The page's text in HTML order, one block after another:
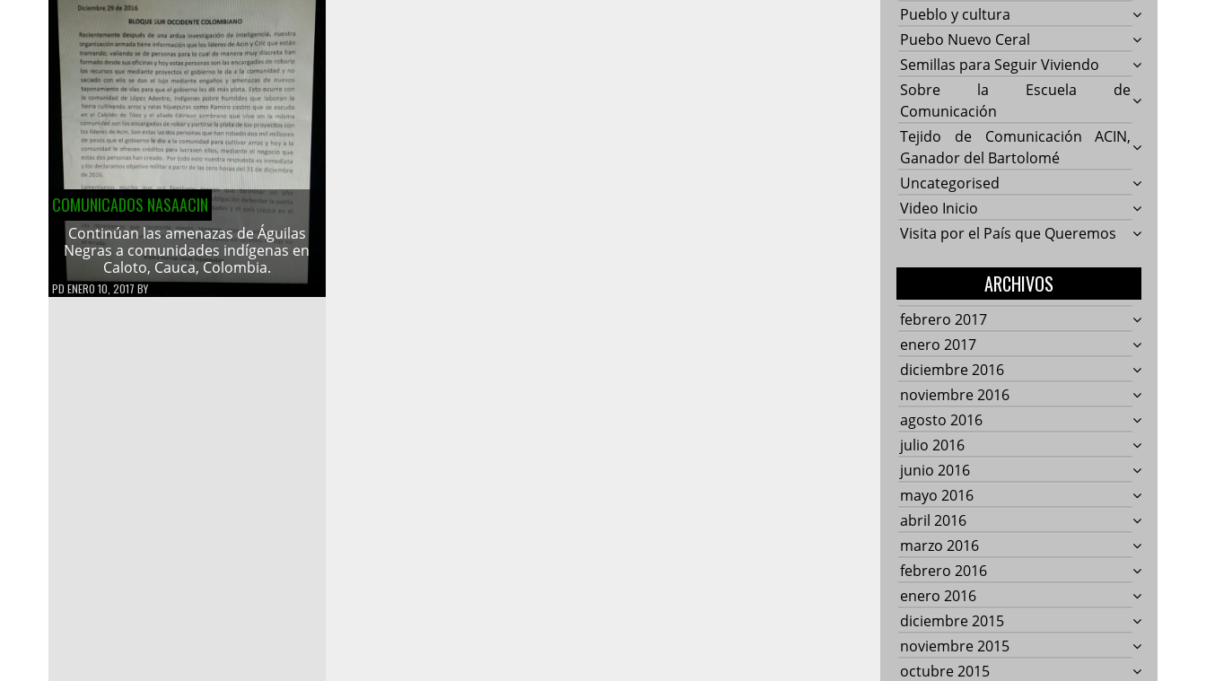
COMUNICADOS NASAACIN
Continúan las amenazas de Águilas
Negras a comunidades indígenas en
Caloto, Cauca, Colombia.
PD ENERO 10, 2017 BY
Pueblo y cultura
Puebo Nuevo Ceral
Semillas para Seguir Viviendo
Sobre la Escuela de
Comunicación
Tejido de Comunicación ACIN,
Ganador del Bartolomé
Uncategorised
Video Inicio
Visita por el País que Queremos
ARCHIVOS
febrero 2017
enero 2017
diciembre 2016
noviembre 2016
agosto 2016
julio 2016
junio 2016
mayo 2016
abril 2016
marzo 2016
febrero 2016
enero 2016
diciembre 2015
noviembre 2015
octubre 2015